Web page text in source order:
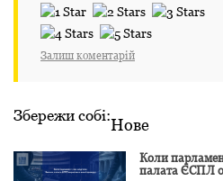
Залиш коментарій
Збережи собі:Нове
Коли
палата ЄСПЛ